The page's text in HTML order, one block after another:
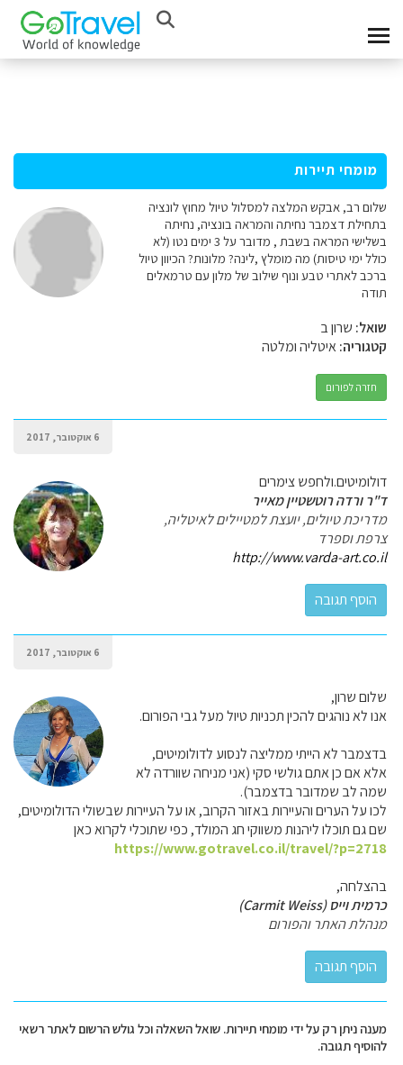
מומחי תיירות
שלום רב, אבקש המלצה למסלול טיול מחוץ לונציה
בתחילת דצמבר נחיתה והמראה בונציה, נחיתה
בשלישי המראה בשבת , מדובר על 3 ימים נטו (לא
כולל ימי טיסות) מה מומלץ ,לינה? מלונות? הכיוון טיול
ברכב לאתרי טבע ונוף שילוב של מלון עם טרמאלים
תודה
שואל: שרון ב
קטגוריה:איטליה ומלטה
חזרה לפורום
6 אוקטובר, 2017
דולומיטים.ולחפש צימרים
ד"ר ורדה רוטשטיין מאייר
מדריכת טיולים, יועצת למטיילים לאיטליה,
צרפת וספרד
http://www.varda-art.co.il
6 אוקטובר, 2017
שלום שרון,
אנו לא נוהגים להכין תכניות טיול מעל גבי הפורום.
בדצמבר לא הייתי ממליצה לנסוע לדולומיטים,
אלא אם כן אתם גולשי סקי (אני מניחה שוורדה לא
שמה לב שמדובר בדצמבר).
לכו על הערים והעיירות באזור הקרוב, או על העיירות שבשולי הדולומיטים,
שם גם תוכלו ליהנות משווקי חג המולד, כפי שתוכלי לקרוא כאן
https://www.gotravel.co.il/travel/?p=2718
בהצלחה,
כרמית וייס (Carmit Weiss)
מנהלת האתר והפורום
מענה ניתן רק על ידי מומחי תיירות. שואל השאלה וכל גולש הרשום לאתר רשאי
להוסיף תגובה.